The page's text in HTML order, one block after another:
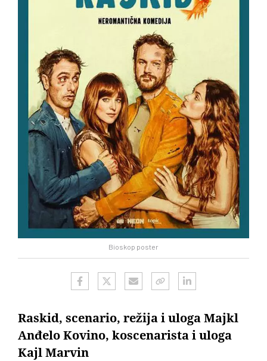
Bioskop poster
Raskid, scenario, režija i uloga Majkl
Anđelo Kovino, koscenarista i uloga
Kajl Marvin